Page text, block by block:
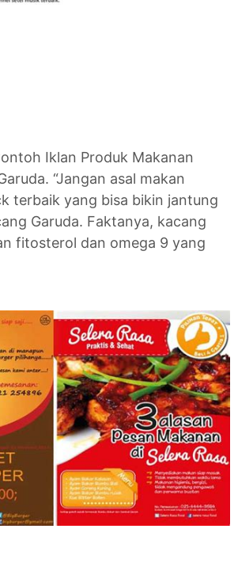
Iklan Produk Makanan
“Jangan asal makan
terbaik yang bisa bikin jantung
Garuda. Faktanya, kacang
fitosterol dan omega 9 yang